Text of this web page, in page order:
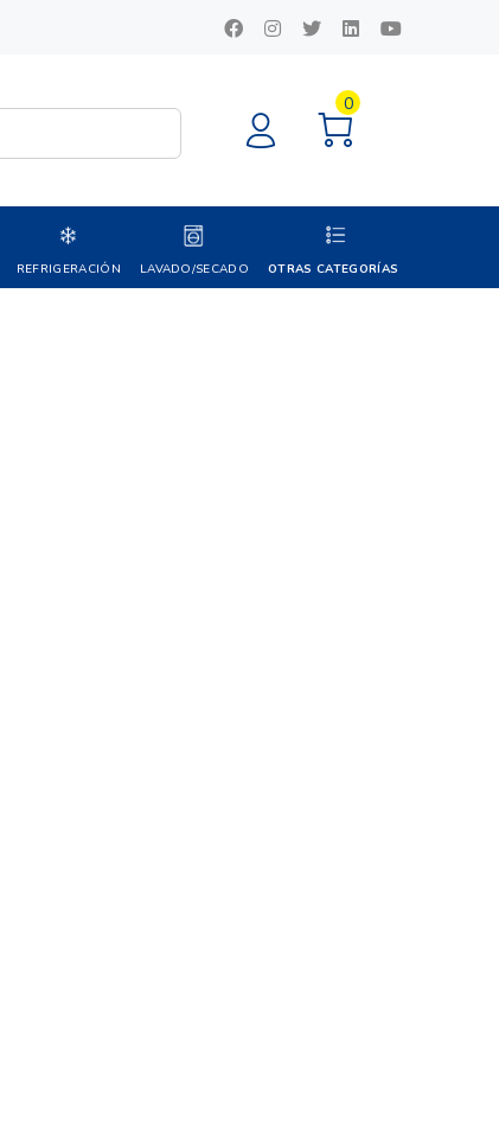
0
REFRIGERACIÓN LAVADO/SECADO OTRAS CATEGORÍAS